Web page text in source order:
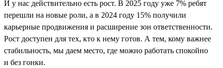
И у нас действительно есть рост. В 2025 году уже 7% ребят
перешли на новые роли, а в 2024 году 15% получили
карьерные продвижения и расширение зон ответственности.
Рост доступен для тех, кто к нему готов. А тем, кому важнее
стабильность, мы даем место, где можно работать спокойно
и без гонки.